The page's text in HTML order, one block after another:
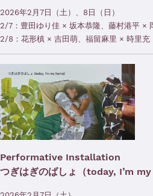
2026年2月7日（土）、8日（日）
2/7：豊田ゆり佳 × 坂本恭隆、藤村港平 ×
2/8：花形槙 × 吉田萌、福留麻里 × 時里充
Performative Installation
つぎはぎのばしょ（today, I’m my